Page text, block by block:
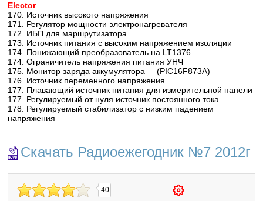
Elector
170. Источник высокого напряжения
171. Регулятор мощности электронагревателя
172. ИБП для маршрутизатора
173. Источник питания с высоким напряжением изоляции
174. Понижающий преобразователь на LT1376
174. Ограничитель напряжения питания УНЧ
175. Монитор заряда аккумулятора (PIC16F873A)
176. Источник переменного напряжения
177. Плавающий источник питания для измерительной панели
177. Регулируемый от нуля источник постоянного тока
178. Регулируемый стабилизатор с низким падением
напряжения
Скачать Радиоежегодник №7 2012г
40